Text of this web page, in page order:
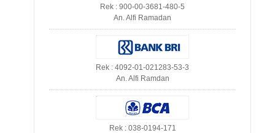
Rek : 900-00-3681-480-5
An. Alfi Ramadan
Rek : 4092-01-021283-53-3
An. Alfi Ramdan
Rek : 038-0194-171